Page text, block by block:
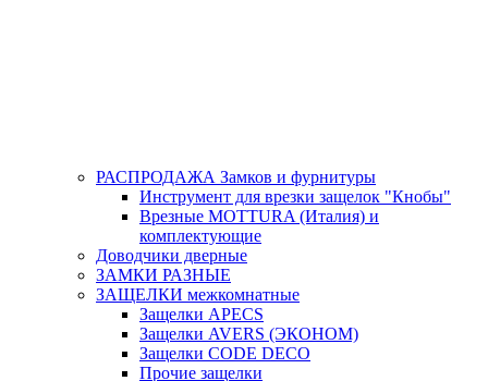
РАСПРОДАЖА Замков и фурнитуры
Инструмент для врезки защелок "Кнобы"
Врезные MOTTURA (Италия) и
комплектующие
Доводчики дверные
ЗАМКИ РАЗНЫЕ
ЗАЩЕЛКИ межкомнатные
Защелки APECS
Защелки AVERS (ЭКОНОМ)
Защелки CODE DECO
Прочие защелки